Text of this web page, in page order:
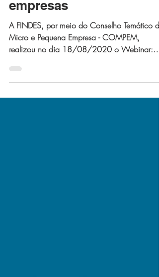
crescimento lucrativo das
empresas
A FINDES, por meio do Conselho Temático da
realizou no dia 18/08/2020 o Webinar:
Desafios e oportunidades